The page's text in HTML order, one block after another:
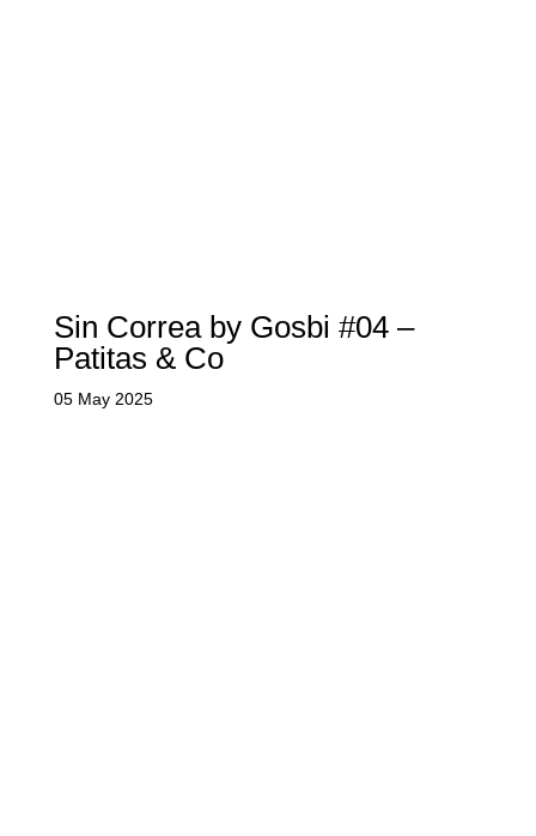
Sin Correa by Gosbi #04 –
Patitas & Co
05 May 2025